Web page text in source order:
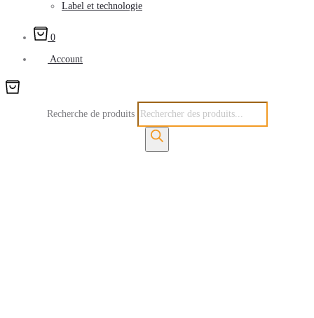
Label et technologie
0
Account
Recherche de produits